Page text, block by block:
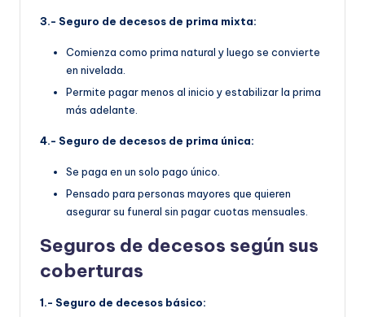
3.- Seguro de decesos de prima mixta:
Comienza como prima natural y luego se convierte
en nivelada.
Permite pagar menos al inicio y estabilizar la prima
más adelante.
4.- Seguro de decesos de prima única:
Se paga en un solo pago único.
Pensado para personas mayores que quieren
asegurar su funeral sin pagar cuotas mensuales.
Seguros de decesos según sus
coberturas
1.- Seguro de decesos básico: